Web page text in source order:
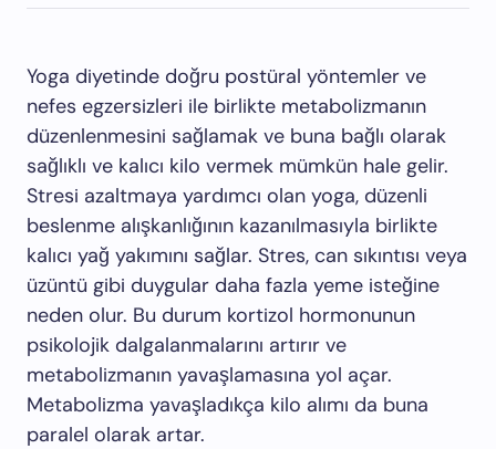
Yoga diyetinde doğru postüral yöntemler ve
nefes egzersizleri ile birlikte metabolizmanın
düzenlenmesini sağlamak ve buna bağlı olarak
sağlıklı ve kalıcı kilo vermek mümkün hale gelir.
Stresi azaltmaya yardımcı olan yoga, düzenli
beslenme alışkanlığının kazanılmasıyla birlikte
kalıcı yağ yakımını sağlar. Stres, can sıkıntısı veya
üzüntü gibi duygular daha fazla yeme isteğine
neden olur. Bu durum kortizol hormonunun
psikolojik dalgalanmalarını artırır ve
metabolizmanın yavaşlamasına yol açar.
Metabolizma yavaşladıkça kilo alımı da buna
paralel olarak artar.